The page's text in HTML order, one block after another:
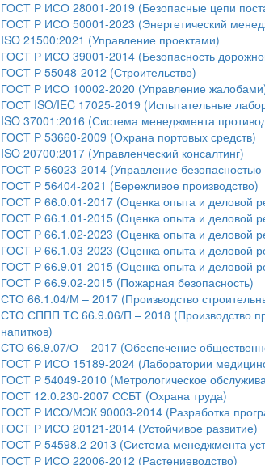
ГОСТ Р ИСО 28001-2019 (Безопасные цепи
ГОСТ Р ИСО 50001-2023 (Энергетический
ISO 21500:2021 (Управление проектами)
ГОСТ Р ИСО 39001-2014 (Безопасность
ГОСТ Р 55048-2012 (Строительство)
ГОСТ Р ИСО 10002-2020 (Управление
ГОСТ ISO/IEC 17025-2019 (Испытательные
ISO 37001:2016 (Система менеджмента
ГОСТ Р 53660-2009 (Охрана портовых средств)
ISO 20700:2017 (Управленческий консалтинг)
ГОСТ Р 56023-2014 (Управление
ГОСТ Р 56404-2021 (Бережливое производство)
ГОСТ Р 66.0.01-2017 (Оценка опыта и деловой
ГОСТ Р 66.1.01-2015 (Оценка опыта и деловой
ГОСТ Р 66.1.02-2023 (Оценка опыта и деловой
ГОСТ Р 66.1.03-2023 (Оценка опыта и деловой
ГОСТ Р 66.9.01-2015 (Оценка опыта и деловой
ГОСТ Р 66.9.02-2015 (Пожарная безопасность)
СТО 66.1.04/М – 2017 (Производство
СТО СППП ТС 66.9.06/П – 2018 (Производство
напитков)
СТО 66.9.07/О – 2017 (Обеспечение
ГОСТ Р ИСО 15189-2024 (Лаборатории
ГОСТ Р 54049-2010 (Метрологическое
ГОСТ 12.0.230-2007 ССБТ (Охрана труда)
ГОСТ Р ИСО/МЭК 90003-2014 (Разработка
ГОСТ Р ИСО 20121-2014 (Устойчивое развитие)
ГОСТ Р 54598.2-2013 (Система менеджмента
ГОСТ Р ИСО 22006-2012 (Растениеводство)